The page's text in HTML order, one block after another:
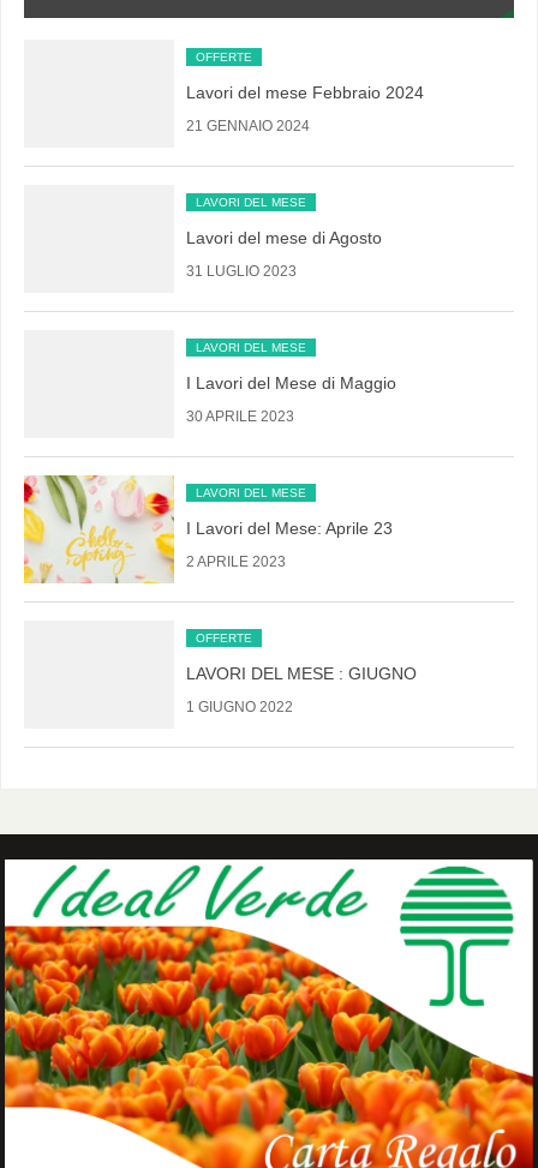
OFFERTE
Lavori del mese Febbraio 2024
21 GENNAIO 2024
LAVORI DEL MESE
Lavori del mese di Agosto
31 LUGLIO 2023
LAVORI DEL MESE
I Lavori del Mese di Maggio
30 APRILE 2023
LAVORI DEL MESE
I Lavori del Mese: Aprile 23
2 APRILE 2023
OFFERTE
LAVORI DEL MESE : GIUGNO
1 GIUGNO 2022